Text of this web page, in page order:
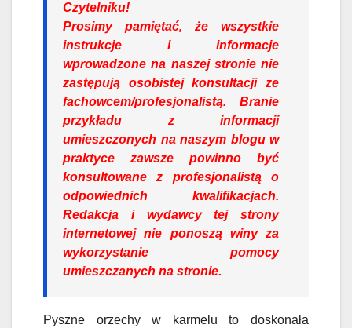
Czytelniku!
Prosimy pamiętać, że wszystkie
instrukcje i informacje
wprowadzone na naszej stronie nie
zastępują osobistej konsultacji ze
fachowcem/profesjonalistą. Branie
przykładu z informacji
umieszczonych na naszym blogu w
praktyce zawsze powinno być
konsultowane z profesjonalistą o
odpowiednich kwalifikacjach.
Redakcja i wydawcy tej strony
internetowej nie ponoszą winy za
wykorzystanie pomocy
umieszczanych na stronie.
Pyszne orzechy w karmelu to doskonała